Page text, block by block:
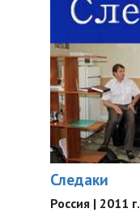
Следаки
Россия | 2011